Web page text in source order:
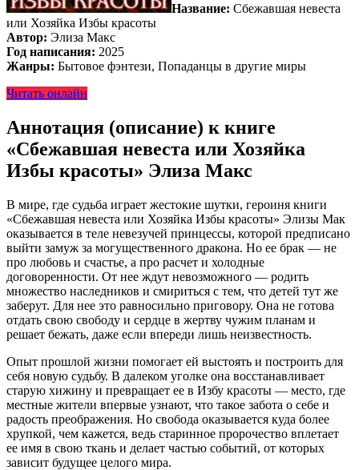
Название: Сбежавшая невеста
или Хозяйка Избы красоты
Автор: Элиза Макс
Год написания: 2025
Жанры: Бытовое фэнтези, Попаданцы в другие миры
Читать онлайн
Аннотация (описание) к книге
«Сбежавшая невеста или Хозяйка
Избы красоты» Элиза Макс
В мире, где судьба играет жестокие шутки, героиня книги
«Сбежавшая невеста или Хозяйка Избы красоты» Элизы Мак
оказывается в теле невезучей принцессы, которой предписано
выйти замуж за могущественного дракона. Но ее брак — не
про любовь и счастье, а про расчет и холодные
договоренности. От нее ждут невозможного — родить
множество наследников и смириться с тем, что детей тут же
заберут. Для нее это равносильно приговору. Она не готова
отдать свою свободу и сердце в жертву чужим планам и
решает бежать, даже если впереди лишь неизвестность.
Опыт прошлой жизни помогает ей выстоять и построить для
себя новую судьбу. В далеком уголке она восстанавливает
старую хижину и превращает ее в Избу красоты — место, где
местные жители впервые узнают, что такое забота о себе и
радость преображения. Но свобода оказывается куда более
хрупкой, чем кажется, ведь старинное пророчество вплетает
ее имя в свою ткань и делает частью событий, от которых
зависит будущее целого мира.